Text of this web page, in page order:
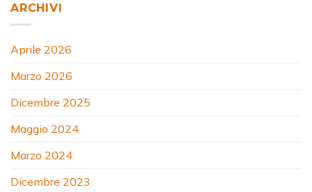
ARCHIVI
Aprile 2026
Marzo 2026
Dicembre 2025
Maggio 2024
Marzo 2024
Dicembre 2023